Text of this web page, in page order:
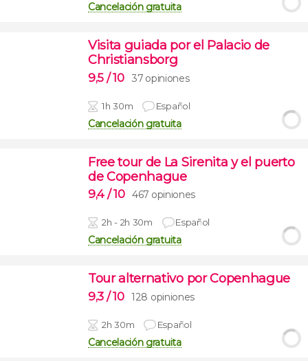
Cancelación gratuita
Visita guiada por el Palacio de
Christiansborg
9,5 / 10 37 opiniones
1h 30m Español
Cancelación gratuita
Free tour de La Sirenita y el puerto
de Copenhague
9,4 / 10 467 opiniones
2h - 2h 30m Español
Cancelación gratuita
Tour alternativo por Copenhague
9,3 / 10 128 opiniones
2h 30m Español
Cancelación gratuita